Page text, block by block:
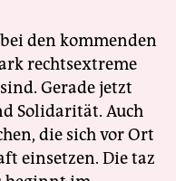
den kommenden
rechtsextreme
Gerade jetzt
Solidarität. Auch
die sich vor Ort
einsetzen. Die taz